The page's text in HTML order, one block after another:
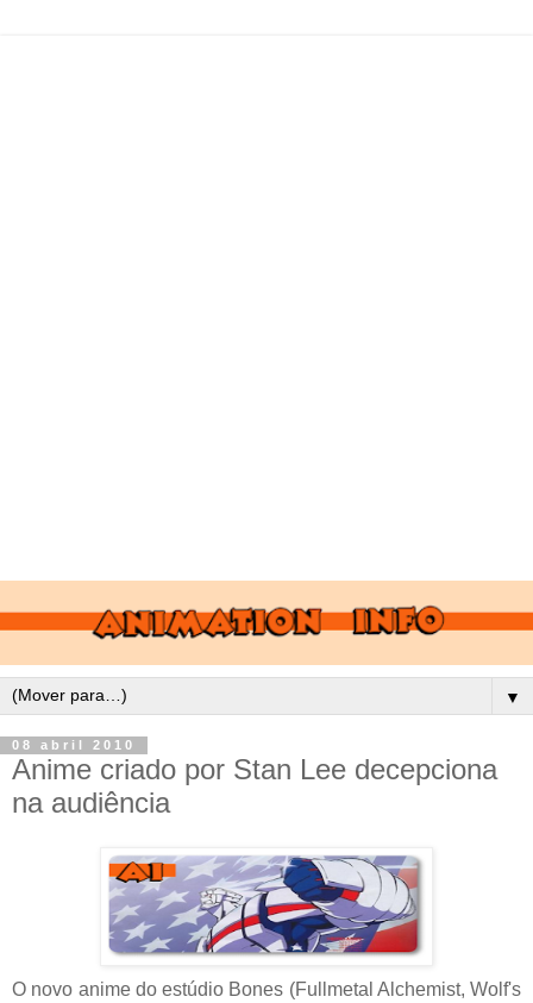
▼
08 abril 2010
Anime criado por Stan Lee decepciona
na audiência
O novo anime do estúdio Bones (Fullmetal Alchemist, Wolf's